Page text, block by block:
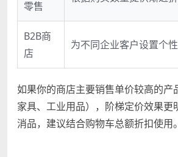
零售
B2B商
店
为不同企业客户设置个
如果你的商店主要销售单价较高的产
家具、工业用品），阶梯定价效果更
消品，建议结合购物车总额折扣使用。